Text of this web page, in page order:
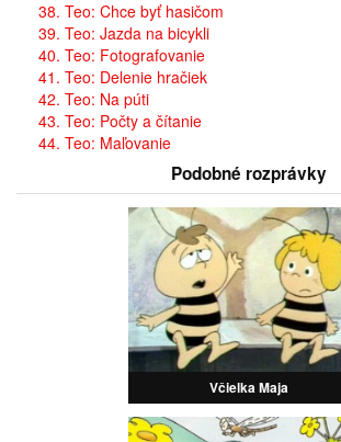
38. Teo: Chce byť hasičom
39. Teo: Jazda na bicykli
40. Teo: Fotografovanie
41. Teo: Delenie hračiek
42. Teo: Na púti
43. Teo: Počty a čítanie
44. Teo: Maľovanie
Podobné rozprávky
Včielka Maja